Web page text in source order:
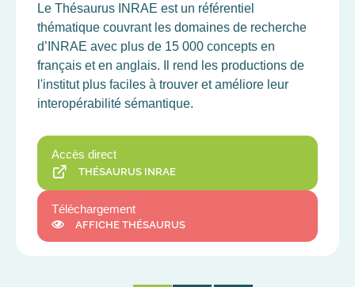
Le Thésaurus INRAE est un référentiel
thématique couvrant les domaines de recherche
d’INRAE avec plus de 15 000 concepts en
français et en anglais. Il rend les productions de
l'institut plus faciles à trouver et améliore leur
interopérabilité sémantique.
Accès direct
THÉSAURUS INRAE
Téléchargement
AFFICHE THÉSAURUS